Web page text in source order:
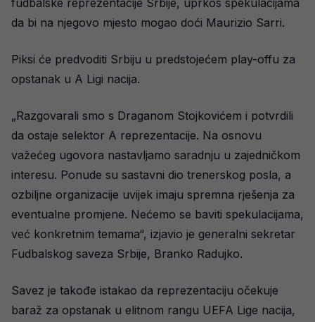
fudbalske reprezentacije Srbije, uprkos spekulacijama
da bi na njegovo mjesto mogao doći Maurizio Sarri.
Piksi će predvoditi Srbiju u predstojećem play-offu za
opstanak u A Ligi nacija.
„Razgovarali smo s Draganom Stojkovićem i potvrdili
da ostaje selektor A reprezentacije. Na osnovu
važećeg ugovora nastavljamo saradnju u zajedničkom
interesu. Ponude su sastavni dio trenerskog posla, a
ozbiljne organizacije uvijek imaju spremna rješenja za
eventualne promjene. Nećemo se baviti spekulacijama,
već konkretnim temama“, izjavio je generalni sekretar
Fudbalskog saveza Srbije, Branko Radujko.
Savez je takođe istakao da reprezentaciju očekuje
baraž za opstanak u elitnom rangu UEFA Lige nacija,